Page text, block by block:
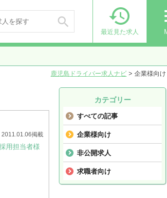
 
最近見た求人
鹿児島ドライバー求人ナビ > 企業様向け
カテゴリー
すべての記事
企業様向け
非公開求人
求職者向け
2011.01.06掲載
用担当者様